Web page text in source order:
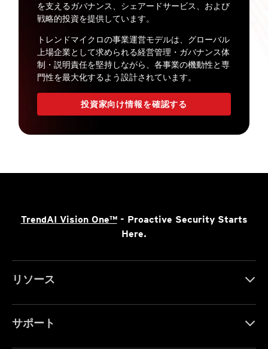
を支えるガバナンス、シェアードサービス、および
戦略的投資を提供しています。
トレンドマイクロの事業運営モデルは、グローバル
上場企業として求められる経営管理・ガバナンス体
制・説明責任を堅持しながら、各事業の機動性と専
門性を最大化するよう設計されています。
投資家向け情報を確認する
TrendAI Vision One™- Proactive Security Starts
Here.
リソース
サポート